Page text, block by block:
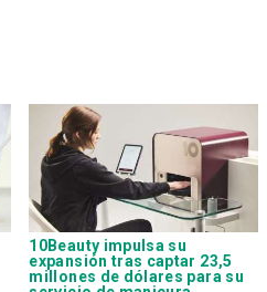
10Beauty impulsa su
expansión tras captar 23,5
millones de dólares para su